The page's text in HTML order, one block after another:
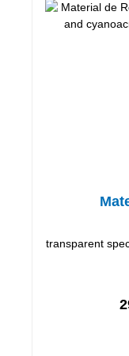
transparent